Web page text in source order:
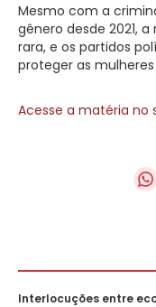
Mesmo com a
gênero desde 2021,
rara, e os partidos
proteger as
Acesse a matéria no
Interlocuções entre